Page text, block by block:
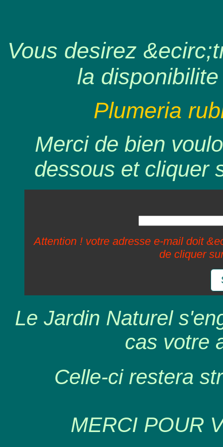
Vous desirez
la
Plumeria
Merci de bien
dessous et cliquer
Attention ! votre adresse e-mail doit
de cliquer
Le Jardin Naturel
cas votre
Celle-ci restera
MERCI POUR